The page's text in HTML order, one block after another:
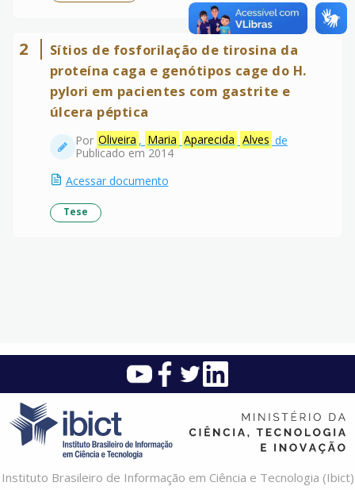
2
Sítios de fosforilação de tirosina da
proteína caga e genótipos cage do H.
pylori em pacientes com gastrite e
úlcera péptica
Por Oliveira , Maria Aparecida Alves de
Publicado em 2014
Acessar documento
Tese
Instituto Brasileiro de Informação em Ciência e Tecnologia (Ibict)